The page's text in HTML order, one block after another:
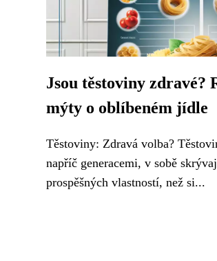
Jsou těstoviny zdravé?
mýty o oblíbeném jídle
Těstoviny: Zdravá volba?
napříč generacemi, v sobě
prospěšných vlastností, než si...